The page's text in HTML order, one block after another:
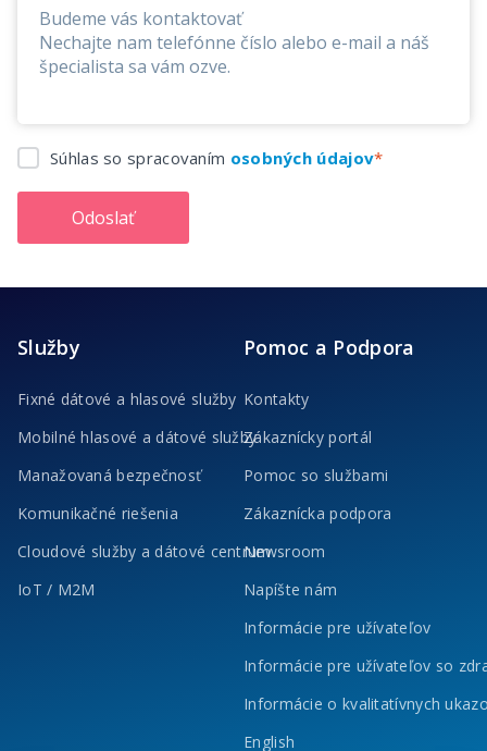
Súhlas so spracovaním osobných údajov
Odoslať
Služby
Fixné dátové a hlasové služby
Mobilné hlasové a dátové služby
Manažovaná bezpečnosť
Komunikačné riešenia
Cloudové služby a dátové centrum
IoT / M2M
Pomoc a Podpora
Kontakty
Zákaznícky portál
Pomoc so službami
Zákaznícka podpora
Newsroom
Napíšte nám
Informácie pre užívateľov
Informácie pre užívateľov so
Informácie o kvalitatívnych
English